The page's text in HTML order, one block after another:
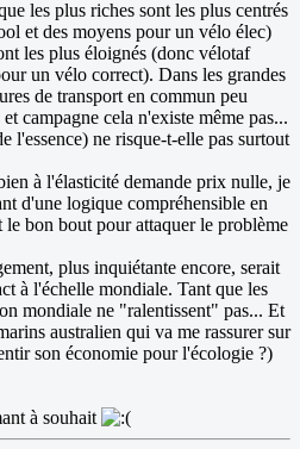
les plus riches sont les plus centrés
et des moyens pour un vélo élec)
les plus éloignés (donc vélotaf
un vélo correct). Dans les grandes
de transport en commun peu
campagne cela n'existe même pas...
l'essence) ne risque-t-elle pas surtout
à l'élasticité demande prix nulle, je
d'une logique compréhensible en
bon bout pour attaquer le problème
plus inquiétante encore, serait
à l'échelle mondiale. Tant que les
mondiale ne "ralentissent" pas... Et
australien qui va me rassurer sur
son économie pour l'écologie ?)
à souhait